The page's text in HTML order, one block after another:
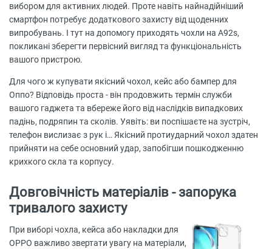
вибором для активних людей. Проте навіть найнадійніший
смартфон потребує додаткового захисту від щоденних
випробувань. І тут на допомогу приходять чохли на A92s,
покликані зберегти первісний вигляд та функціональність
вашого пристрою.
Для чого ж купувати якісний чохол, кейс або бампер для
Оппо? Відповідь проста - він продовжить термін служби
вашого гаджета та вбереже його від наслідків випадкових
падінь, подряпин та сколів. Уявіть: ви поспішаєте на зустріч,
телефон вислизає з рук і… Якісний протиударний чохол здатен
прийняти на себе основний удар, запобігши пошкодженню
крихкого скла та корпусу.
Довговічність матеріалів - запорука
тривалого захисту
При виборі чохла, кейса або накладки для
OPPO важливо звертати увагу на матеріали,